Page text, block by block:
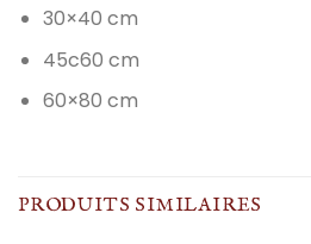
30×40 cm
45c60 cm
60×80 cm
PRODUITS SIMILAIRES